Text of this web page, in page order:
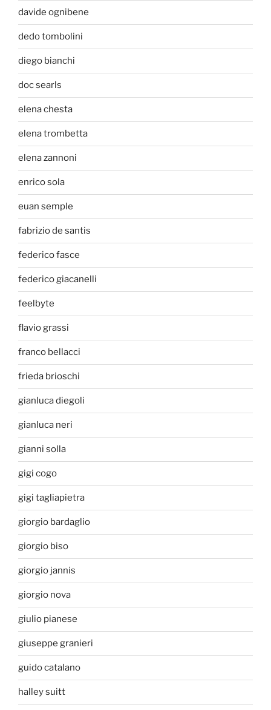
davide ognibene
dedo tombolini
diego bianchi
doc searls
elena chesta
elena trombetta
elena zannoni
enrico sola
euan semple
fabrizio de santis
federico fasce
federico giacanelli
feelbyte
flavio grassi
franco bellacci
frieda brioschi
gianluca diegoli
gianluca neri
gianni solla
gigi cogo
gigi tagliapietra
giorgio bardaglio
giorgio biso
giorgio jannis
giorgio nova
giulio pianese
giuseppe granieri
guido catalano
halley suitt